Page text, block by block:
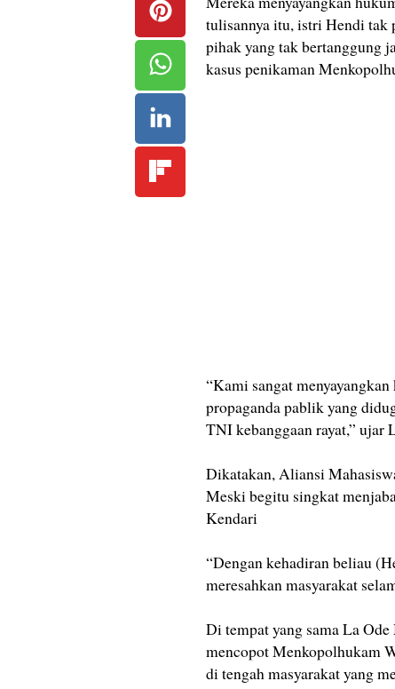
tulisannya itu, istri Hendi tak
pihak yang tak bertanggung
kasus penikaman
“Kami sangat
propaganda pablik yang
TNI kebanggaan rayat,” ujar
Dikatakan, Aliansi
Meski begitu singkat
Kendari
“Dengan kehadiran beliau
meresahkan masyarakat
Di tempat yang sama La
mencopot Menkopolhukam
di tengah masyarakat yang